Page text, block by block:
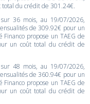
du crédit de 301.24€.
36 mois, au 19/07/2026,
de 309.92€ pour un
propose un TAEG de
un coût total du crédit de
48 mois, au 19/07/2026,
de 360.94€ pour un
propose un TAEG de
un coût total du crédit de